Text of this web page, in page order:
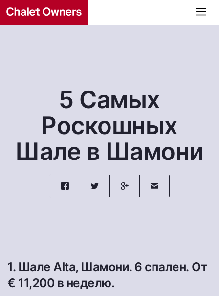
5 Самых
Роскошных
Шале в Шамони
1. Шале Alta, Шамони. 6 спален. От
€ 11,200 в неделю.